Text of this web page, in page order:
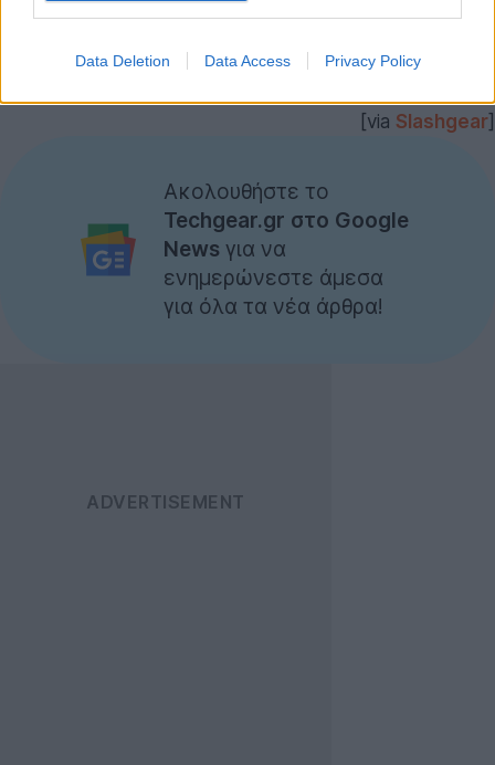
Data Deletion Data Access Privacy Policy
εξουδετερώνουν πλήρως τον HIV και τους άλλους
τους να αξιοποιείται εμπορικά.
[via Slashgear]
Ακολουθήστε το
Techgear.gr στο Google
News για να
ενημερώνεστε άμεσα
για όλα τα νέα άρθρα!